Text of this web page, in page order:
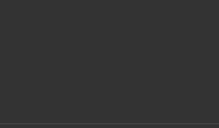
IRATKOZZ FEL HÍRLEVELÜNKRE!